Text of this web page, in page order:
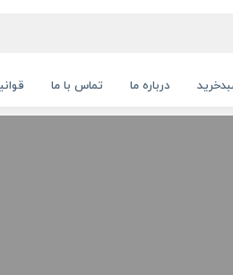
درباره ما تماس با ما